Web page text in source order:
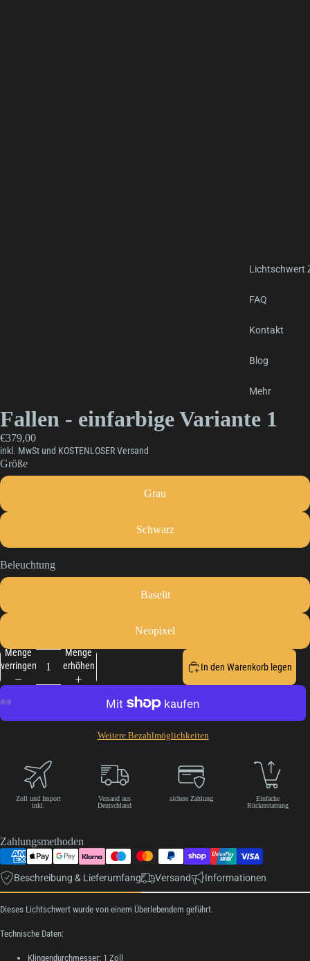
Lichtschwert
FAQ
Kontakt
Blog
Mehr
Fallen - einfarbige Variante 1
€379,00
inkl. MwSt und KOSTENLOSER Versand
Größe
Grau
Schwarz
Beleuchtung
Baselit
Neopixel
Menge
verringern
Menge
erhöhen
In den Warenkorb legen
Weitere Bezahlmöglichkeiten
Zoll und Import
inkl.
Versand aus
Deutschland
sichere Zahlung
Einfache
Rückerstattung
Zahlungsmethoden
Beschreibung & Lieferumfang Versand Informationen
Dieses Lichtschwert wurde von einem Überlebendem geführt.
Technische Daten:
Klingendurchmesser: 1 Zoll